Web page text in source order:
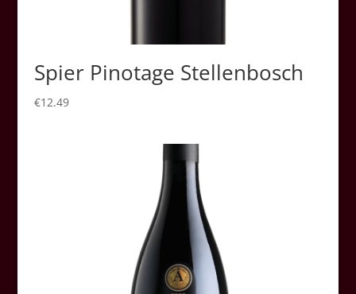
Spier Pinotage Stellenbosch
€12.49